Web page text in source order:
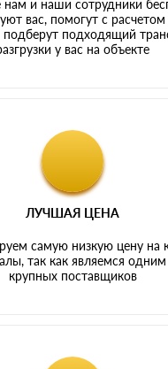
нам и наши сотрудники
вас, помогут с
подберут подходящий
у вас на объекте
ЛУЧШАЯ ЦЕНА
самую низкую цену на
так как являемся
крупных поставщиков